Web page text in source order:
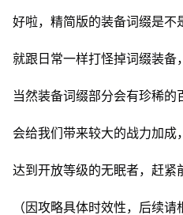
好啦，精简版的装备词缀是不
就跟日常一样打怪掉词缀装备
当然装备词缀部分会有珍稀的
会给我们带来较大的战力加成，
达到开放等级的无眠者，赶紧
（因攻略具体时效性，后续请